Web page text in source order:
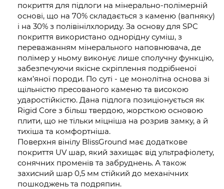
покриття для підлоги на мінерально-полімерній
основі, що на 70% складається з каменю (вапняку)
і на 30% з полівінілхлориду. За основу для SPC
покриття використано однорідну суміш, з
переважанням мінерального наповнювача, де
полімер у ньому виконує лише сполучну функцію,
забезпечуючи якісне скріплення подрібненої
кам’яної породи. По суті - це монолітна основа зі
щільністю пресованого каменю та високою
ударостійкістю. Дана підлога позиціонується як
Rigid Core з більш твердою, жорсткою основою
плити, що не тільки міцніша на розрив замку, а й
тихіша та комфортніша.
Поверхня вінілу BlissGround має додаткове
покриття UV шар, який захищає від ультрафіолету,
сонячних променів та забруднень. А також
захисний шар 0,5 мм стійкий до механічних
пошкоджень та подряпин.